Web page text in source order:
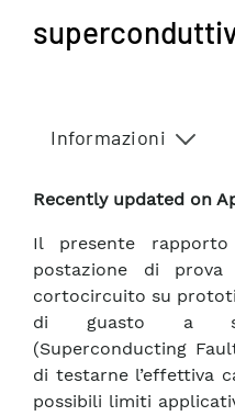
Informazioni
Recently updated on
Il presente
postazione di
cortocircuito su
di guasto a
(Superconducting
di testarne l’effettiva
possibili limiti